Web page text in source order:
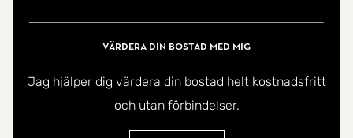
kommunikationer gör vardagen enkel!
Värdera din bostad med mig
Jag hjälper dig värdera din bostad helt kostnadsfritt
och utan förbindelser.